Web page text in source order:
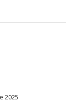
2025